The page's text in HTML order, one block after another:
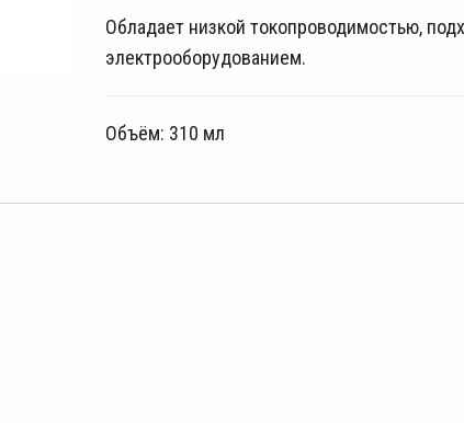
Обладает низкой токопроводимостью,
электрооборудованием.
Объём: 310 мл